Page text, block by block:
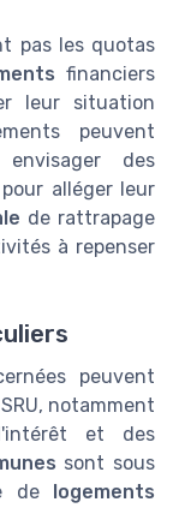
pas les quotas
financiers
leur situation
peuvent
des
alléger leur
de rattrapage
à repenser
peuvent
notamment
et des
sont sous
de logements